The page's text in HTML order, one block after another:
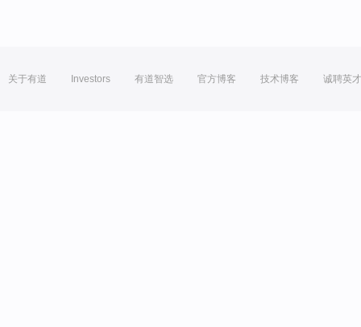
关于有道 Investors 有道智选 官方博客 技术博客 诚聘英才